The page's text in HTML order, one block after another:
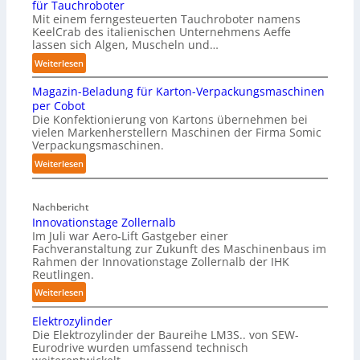
für Tauchroboter
Mit einem ferngesteuerten Tauchroboter namens
KeelCrab des italienischen Unternehmens Aeffe
lassen sich Algen, Muscheln und…
Weiterlesen:
S
c
h
m
i
e
r
e
i
e
u
n
d
k
o
r
r
Magazin-Beladung für Karton-Verpackungsmaschinen
per Cobot
Die Konfektionierung von Kartons übernehmen bei
vielen Markenherstellern Maschinen der Firma Somic
Verpackungsmaschinen.
Weiterlesen:
M
g
a
z
n
-
B
e
l
a
Nachbericht
Innovationstage Zollernalb
Im Juli war Aero-Lift Gastgeber einer
Fachveranstaltung zur Zukunft des Maschinenbaus im
Rahmen der Innovationstage Zollernalb der IHK
Reutlingen.
Weiterlesen:
I
n
n
o
Elektrozylinder
Die Elektrozylinder der Baureihe LM3S.. von SEW-
Eurodrive wurden umfassend technisch